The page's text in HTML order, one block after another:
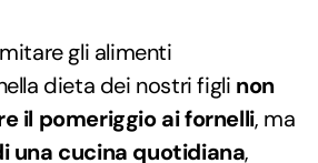
gli alimenti
dieta dei nostri figli non
il pomeriggio ai fornelli, ma
una cucina quotidiana,